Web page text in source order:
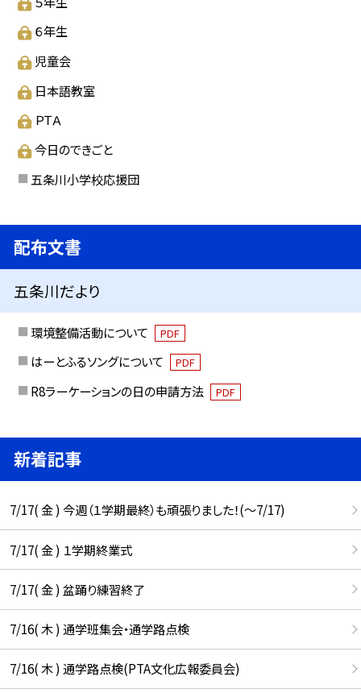
６年生
児童会
日本語教室
ＰＴＡ
今日のできごと
五条川小学校応援団
配布文書
五条川だより
環境整備活動について PDF
はーとふるソングについて PDF
R8ラーケーションの日の申請方法 PDF
新着記事
7/17( 金 ) 今週（１学期最終）も頑張りました！(〜7/17)
7/17( 金 ) １学期終業式
7/17( 金 ) 盆踊り練習終了
7/16( 木 ) 通学班集会・通学路点検
7/16( 木 ) 通学路点検(PTA文化広報委員会)